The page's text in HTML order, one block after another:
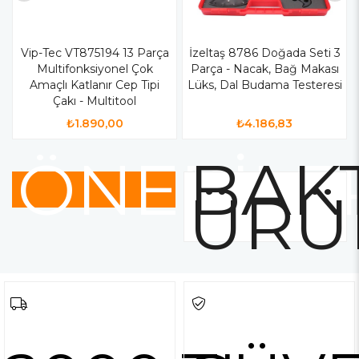
Vip-Tec VT875194 13 Parça
Multifonksiyonel Çok
Amaçlı Katlanır Cep Tipi
Çakı - Multitool
₺1.890,00
İzeltaş 8786 Doğada Seti 3
Parça - Nacak, Bağ Makası
Lüks, Dal Budama Testeresi
₺4.186,83